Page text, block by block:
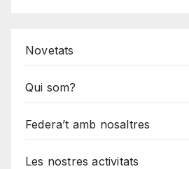
Novetats
Qui som?
Federa’t amb nosaltres
Les nostres activitats